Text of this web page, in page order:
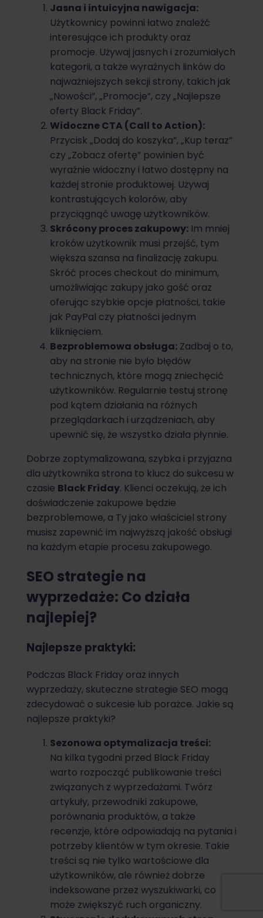
Jasna i intuicyjna nawigacja:
Użytkownicy powinni łatwo znaleźć
interesujące ich produkty oraz
promocje. Używaj jasnych i zrozumiałych
kategorii, a także wyraźnych linków do
najważniejszych sekcji strony, takich jak
„Nowości”, „Promocje”, czy „Najlepsze
oferty Black Friday”.
Widoczne CTA (Call to Action):
Przycisk „Dodaj do koszyka”, „Kup teraz”
czy „Zobacz ofertę” powinien być
wyraźnie widoczny i łatwo dostępny na
każdej stronie produktowej. Używaj
kontrastujących kolorów, aby
przyciągnąć uwagę użytkowników.
Skrócony proces zakupowy: Im mniej
kroków użytkownik musi przejść, tym
większa szansa na finalizację zakupu.
Skróć proces checkout do minimum,
umożliwiając zakupy jako gość oraz
oferując szybkie opcje płatności, takie
jak PayPal czy płatności jednym
kliknięciem.
Bezproblemowa obsługa: Zadbaj o to,
aby na stronie nie było błędów
technicznych, które mogą zniechęcić
użytkowników. Regularnie testuj stronę
pod kątem działania na różnych
przeglądarkach i urządzeniach, aby
upewnić się, że wszystko działa płynnie.
Dobrze zoptymalizowana, szybka i przyjazna
dla użytkownika strona to klucz do sukcesu w
czasie Black Friday. Klienci oczekują, że ich
doświadczenie zakupowe będzie
bezproblemowe, a Ty jako właściciel strony
musisz zapewnić im najwyższą jakość obsługi
na każdym etapie procesu zakupowego.
SEO strategie na
wyprzedaże: Co działa
najlepiej?
Najlepsze praktyki:
Podczas Black Friday oraz innych
wyprzedaży, skuteczne strategie SEO mogą
zdecydować o sukcesie lub porażce. Jakie są
najlepsze praktyki?
Sezonowa optymalizacja treści:
Na kilka tygodni przed Black Friday
warto rozpocząć publikowanie treści
związanych z wyprzedażami. Twórz
artykuły, przewodniki zakupowe,
porównania produktów, a także
recenzje, które odpowiadają na pytania i
potrzeby klientów w tym okresie. Takie
treści są nie tylko wartościowe dla
użytkowników, ale również dobrze
indeksowane przez wyszukiwarki, co
może zwiększyć ruch organiczny.